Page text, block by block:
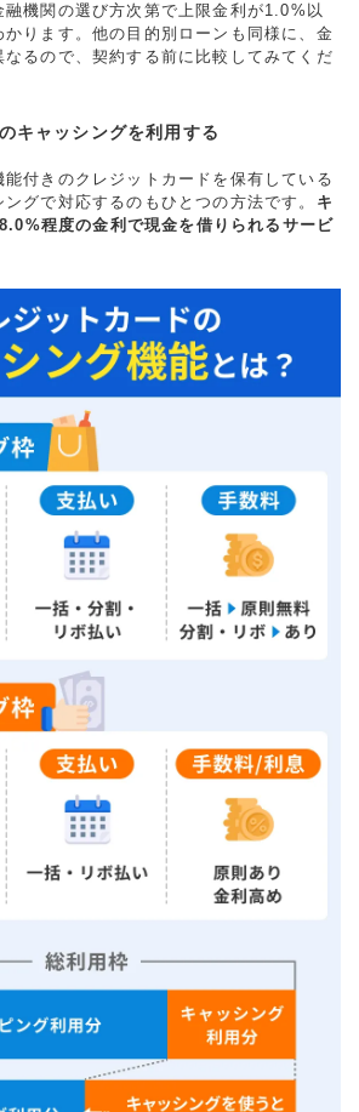
機関の選び方次第で上限金利が1.0%以
ります。他の目的別ローンも同様に、金
るので、契約する前に比較してみてくだ
キャッシングを利用する
付きのクレジットカードを保有している
グで対応するのもひとつの方法です。 キ
程度の金利で現金を借りられるサービ